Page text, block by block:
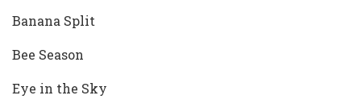
Banana Split
Bee Season
Eye in the Sky